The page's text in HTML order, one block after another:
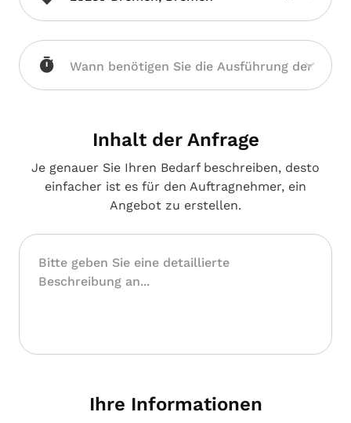
Inhalt der Anfrage
Je genauer Sie Ihren Bedarf beschreiben, desto
einfacher ist es für den Auftragnehmer, ein
Angebot zu erstellen.
Ihre Informationen